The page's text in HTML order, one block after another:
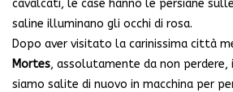
cavalcati, le case hanno le persiane
saline illuminano gli occhi di rosa.
Dopo aver visitato la carinissima città
Mortes, assolutamente da non perdere,
siamo salite di nuovo in macchina per